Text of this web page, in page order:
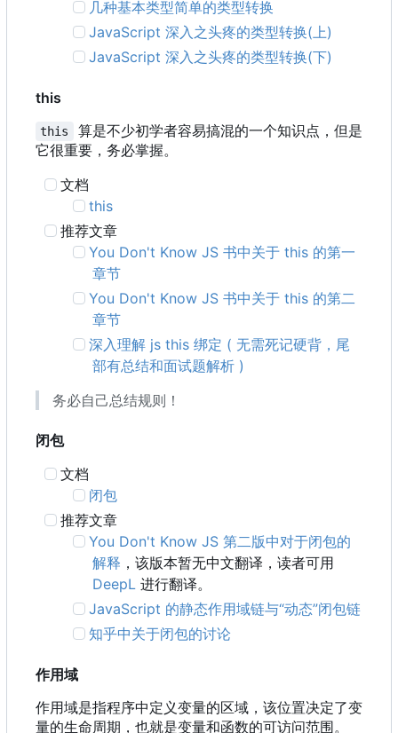
几种基本类型简单的类型转换
JavaScript 深入之头疼的类型转换(上)
JavaScript 深入之头疼的类型转换(下)
this
this
算是不少初学者容易搞混的一个知识点，但是
它很重要，务必掌握。
文档
this
推荐文章
You Don't Know JS 书中关于 this 的第一
章节
You Don't Know JS 书中关于 this 的第二
章节
深入理解 js this 绑定 ( 无需死记硬背，尾
部有总结和面试题解析 )
务必自己总结规则！
闭包
文档
闭包
推荐文章
You Don't Know JS 第二版中对于闭包的
解释 ，该版本暂无中文翻译，读者可用
DeepL 进行翻译。
JavaScript 的静态作用域链与“动态”闭包链
知乎中关于闭包的讨论
作用域
作用域是指程序中定义变量的区域，该位置决定了变
量的生命周期，也就是变量和函数的可访问范围。